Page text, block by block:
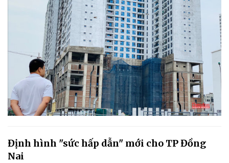
Định hình "sức hấp dẫn" mới cho TP Đồng
Nai